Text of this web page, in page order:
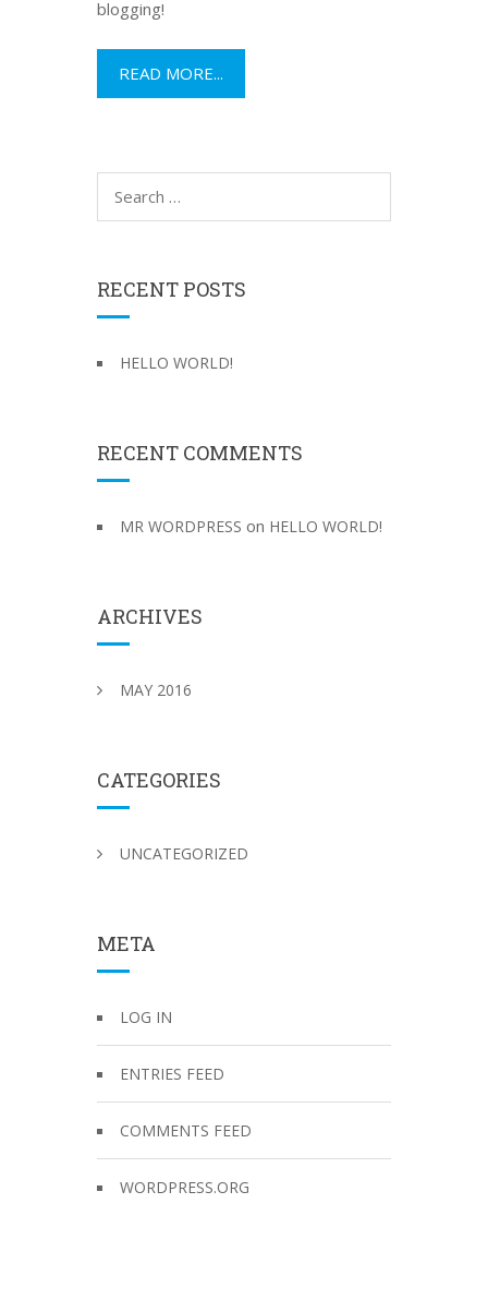
blogging!
READ MORE...
a
h
f
r
RECENT POSTS
HELLO WORLD!
RECENT COMMENTS
MR WORDPRESS on HELLO WORLD!
ARCHIVES
MAY 2016
CATEGORIES
UNCATEGORIZED
META
LOG IN
ENTRIES FEED
COMMENTS FEED
WORDPRESS.ORG